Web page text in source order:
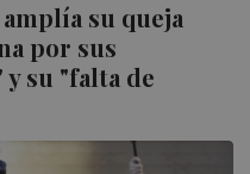
su queja
por sus
su "falta de